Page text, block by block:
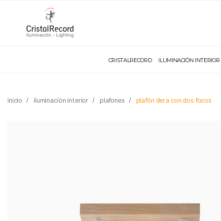
CRISTALRECORD ILUMINACIÓN INTERIOR
inicio iluminación interior plafones plafón dera con dos focos